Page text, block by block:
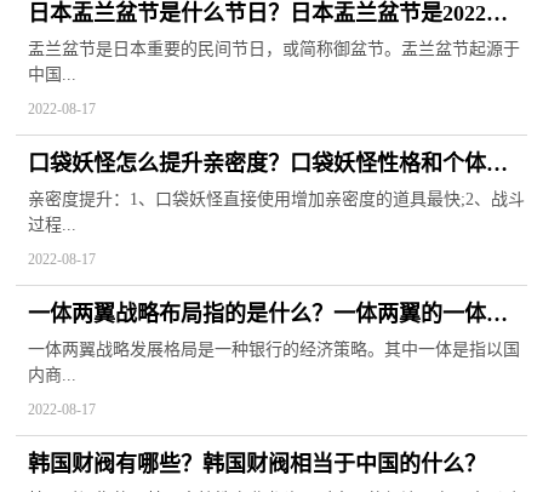
日本盂兰盆节是什么节日？日本盂兰盆节是2022年
几月几日？
盂兰盆节是日本重要的民间节日，或简称御盆节。盂兰盆节起源于
中国...
2022-08-17
口袋妖怪怎么提升亲密度？口袋妖怪性格和个体值
哪个重要？
亲密度提升：1、口袋妖怪直接使用增加亲密度的道具最快;2、战斗
过程...
2022-08-17
一体两翼战略布局指的是什么？一体两翼的一体是
什么意思？
一体两翼战略发展格局是一种银行的经济策略。其中一体是指以国
内商...
2022-08-17
韩国财阀有哪些？韩国财阀相当于中国的什么？